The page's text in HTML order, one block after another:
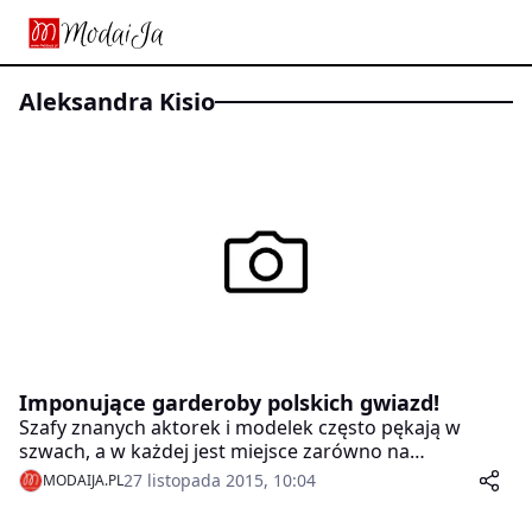
Aleksandra Kisio
Imponujące garderoby polskich gwiazd!
Szafy znanych aktorek i modelek często pękają w
szwach, a w każdej jest miejsce zarówno na
ponadczasową klasykę, jak i na ekstrawaganckie
stylizacje, zazwyczaj modne tylko przez jeden sezon.
MODAIJA.PL27 listopada 2015, 10:04